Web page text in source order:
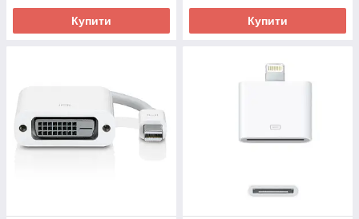
Купити Купити